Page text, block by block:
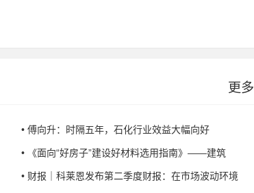
更多
• 傅向升：时隔五年，石化行业效益大幅向好
• 《面向“好房子”建设好材料选用指南》——建筑
• 财报｜科莱恩发布第二季度财报：在市场波动环境